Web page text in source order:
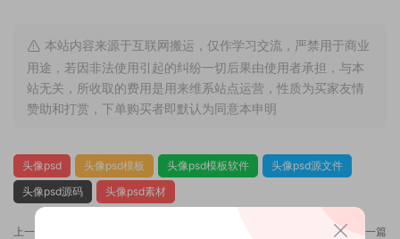
本站内容来源于互联网搬运，仅作学习交流，严禁用于商业
用途，若因非法使用引起的纠纷一切后果由使用者承担，与本
站无关，所收取的费用是用来维系站点运营，性质为买家友情
赞助和打赏，下单购买者即默认为同意本申明
头像psd 头像psd模板 头像psd模板软件
头像psd源文件
头像psd源码
头像psd素材
上一篇 下一篇